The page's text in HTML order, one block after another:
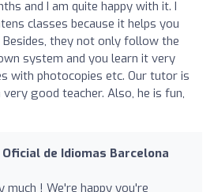
and I am quite happy with it. I
classes because it helps you
they not only follow the
system and you learn it very
with photocopies etc. Our tutor is
very good teacher. Also, he is fun,
Oficial de Idiomas Barcelona
much ! We're happy you're